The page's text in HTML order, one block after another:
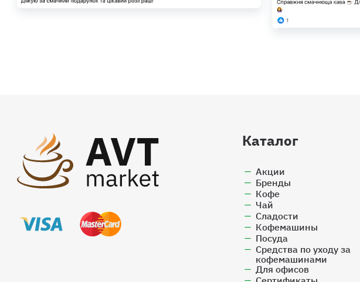
Каталог
Акции
Бренды
Кофе
Чай
Сладости
Кофемашины
Посуда
Средства по уходу за
кофемашинами
Для офисов